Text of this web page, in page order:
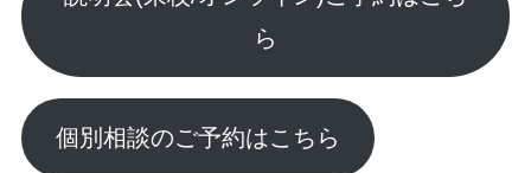
ら
個別相談のご予約はこちら